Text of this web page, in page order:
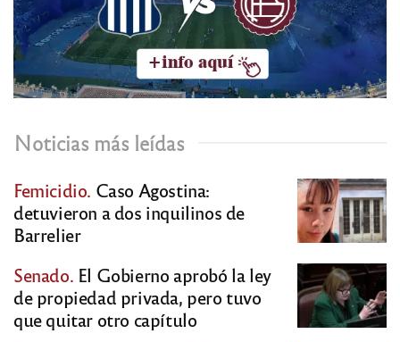
Noticias más leídas
Femicidio. Caso Agostina:
detuvieron a dos inquilinos de
Barrelier
Senado. El Gobierno aprobó la ley
de propiedad privada, pero tuvo
que quitar otro capítulo